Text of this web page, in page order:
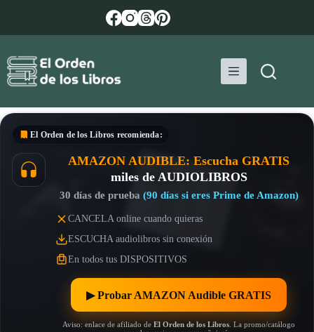
El Orden de los Libros recomienda:
AMAZON AUDIBLE: Escucha GRATIS
miles de AUDIOLIBROS
30 días de prueba (90 días si eres Prime de Amazon)
CANCELA online cuando quieras
ESCUCHA audiolibros sin conexión
En todos tus DISPOSITIVOS
▶︎ Probar AMAZON Audible GRATIS
Aviso: enlace de afiliado de El Orden de los Libros . La promo/catálogo